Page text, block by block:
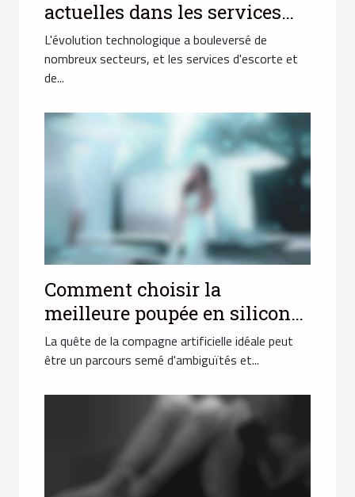
actuelles dans les services
d'escorte et de massage en
ligne
L'évolution technologique a bouleversé de
nombreux secteurs, et les services d'escorte et
de...
Comment choisir la
meilleure poupée en silicone
pour répondre à vos attentes
?
La quête de la compagne artificielle idéale peut
être un parcours semé d'ambiguïtés et...